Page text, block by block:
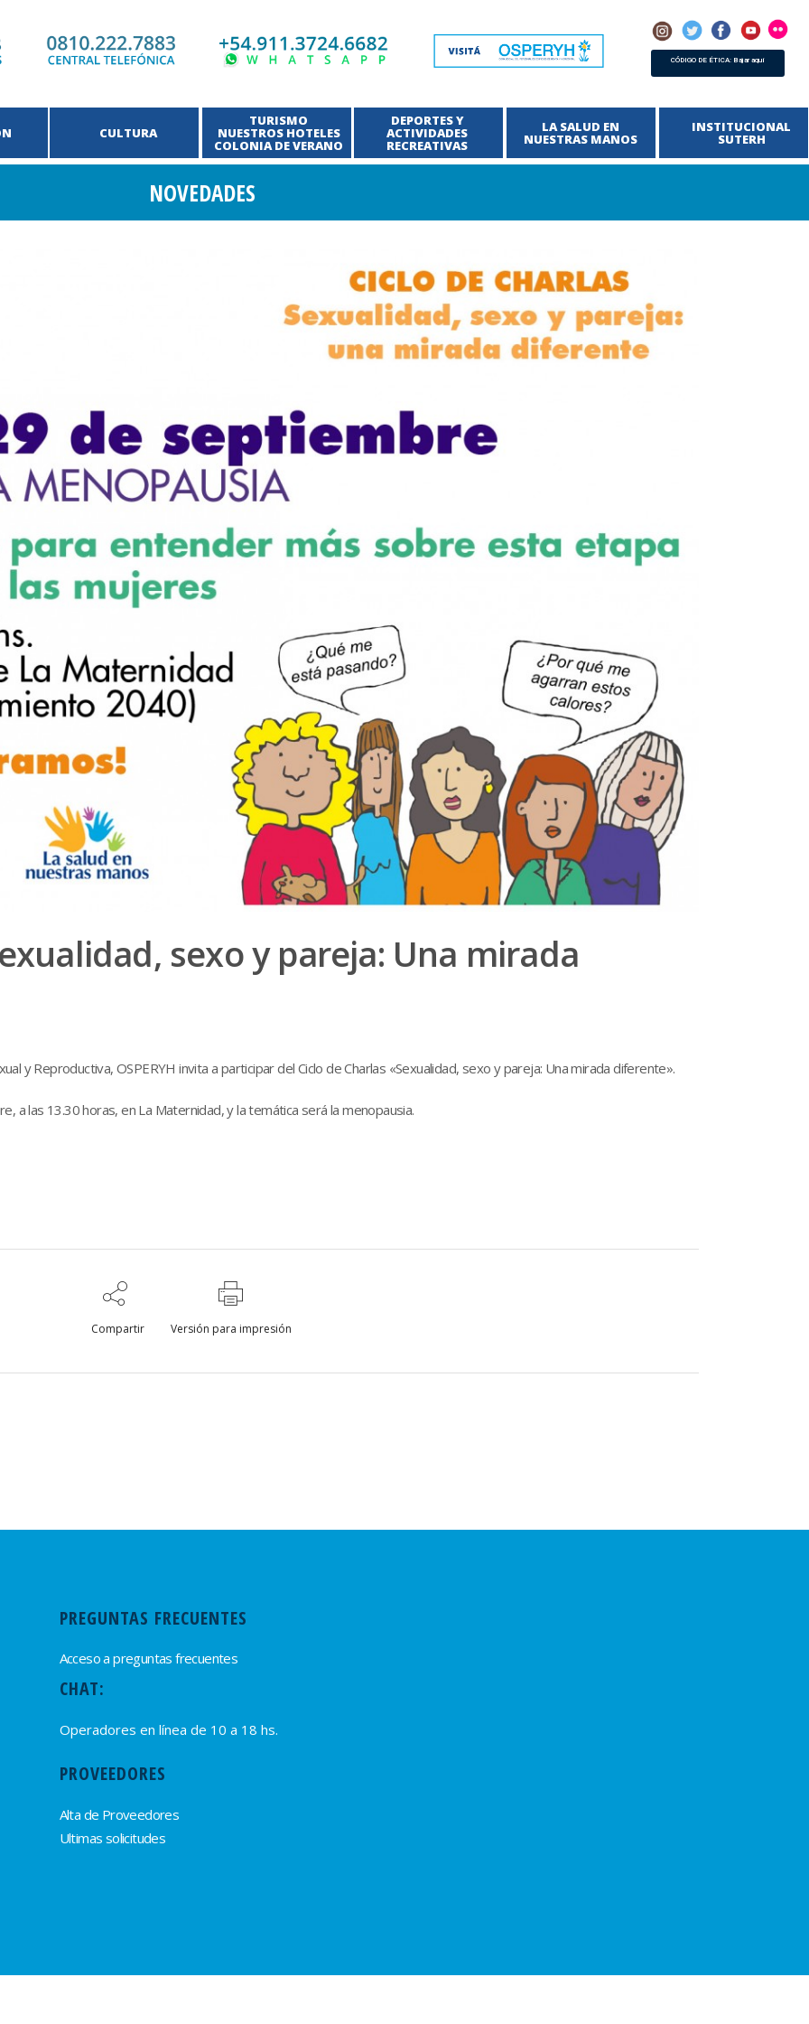
CÓDIGO DE ÉTICA: Bajar aquí
CULTURA
TURISMO
NUESTROS HOTELES
COLONIA DE VERANO
DEPORTES Y
ACTIVIDADES
RECREATIVAS
LA SALUD EN
NUESTRAS MANOS
INSTITUCIONAL
SUTERH
NOVEDADES
sexo y pareja: Una mirada
y Reproductiva, OSPERYH invita a participar del Ciclo de Charlas «Sexualidad, sexo y pareja: Una mirada diferente».
a las 13.30 horas, en La Maternidad, y la temática será la menopausia.
Compartir Versión para impresión
PREGUNTAS FRECUENTES
Acceso a preguntas frecuentes
CHAT:
Operadores en línea de 10 a 18 hs.
PROVEEDORES
Alta de Proveedores
Ultimas solicitudes